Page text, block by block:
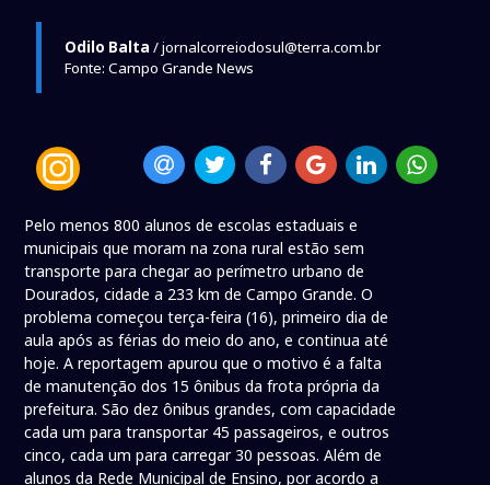
Odilo Balta / jornalcorreiodosul@terra.com.br
Fonte: Campo Grande News
Pelo menos 800 alunos de escolas estaduais e
municipais que moram na zona rural estão sem
transporte para chegar ao perímetro urbano de
Dourados, cidade a 233 km de Campo Grande. O
problema começou terça-feira (16), primeiro dia de
aula após as férias do meio do ano, e continua até
hoje. A reportagem apurou que o motivo é a falta
de manutenção dos 15 ônibus da frota própria da
prefeitura. São dez ônibus grandes, com capacidade
cada um para transportar 45 passageiros, e outros
cinco, cada um para carregar 30 pessoas. Além de
alunos da Rede Municipal de Ensino, por acordo a